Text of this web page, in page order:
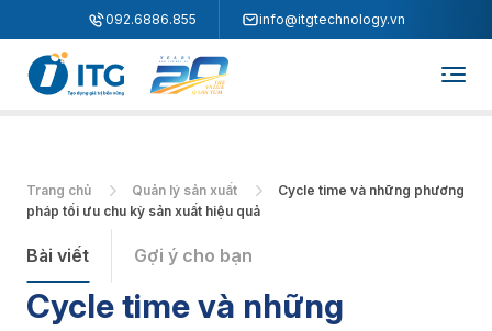
092.6886.855 info@itgtechnology.vn
Trang chủ Quản lý sản xuất
Cycle time và những phương
pháp tối ưu chu kỳ sản xuất hiệu quả
Bài viết Gợi ý cho bạn
Cycle time và những